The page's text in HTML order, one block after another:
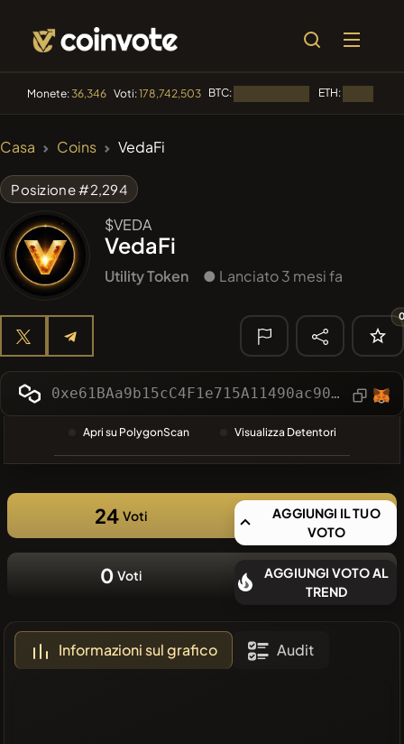
Monete:36,346 Voti:178,742,503 BTC: ETH:
ATH ATH
#625
🔎 RICERCA
moneta
Casa Coins VedaFi
Posizione #2,294
$VEDA
VedaFi
Utility Token ● Lanciato 3 mesi fa
0xe61BAa9b15cC4F1e715A11490ac903363b36Fff0
Apri su PolygonScan Visualizza Detentori
24 Voti
AGGIUNGI IL TUO
VOTO
0 Voti
AGGIUNGI VOTO AL
TREND
Informazioni sul grafico Audit